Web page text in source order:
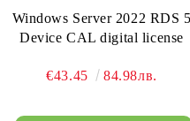
Windows Server 2022 RDS 5
Device CAL digital license
€43.45 84.98лв.